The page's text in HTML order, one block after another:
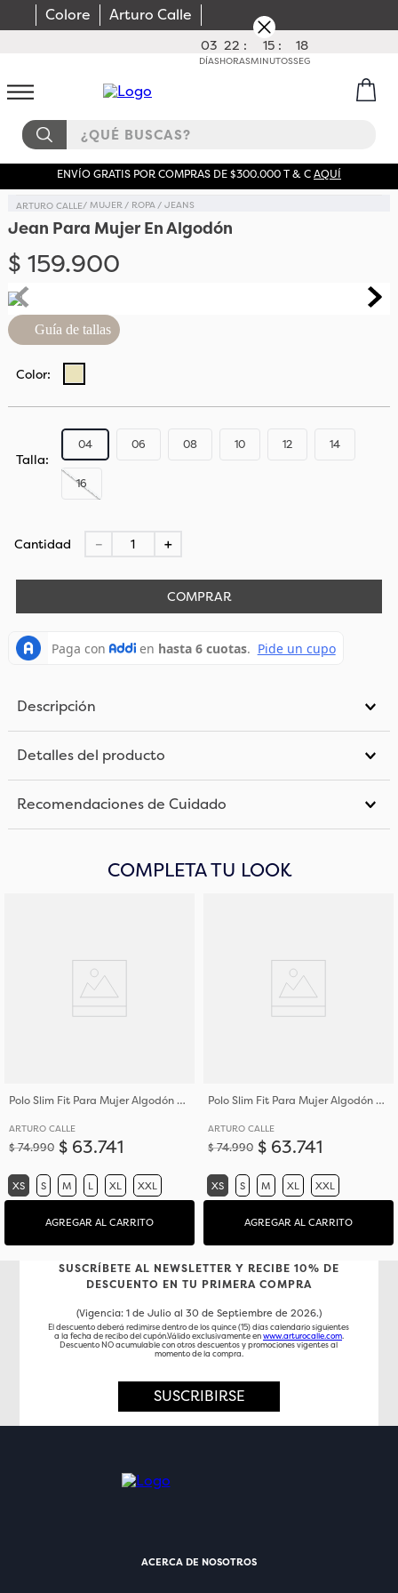
Colore Arturo Calle
03
DÍAS
22 :
HORAS
15:
MINUTOS
18
SEG
¿QUÉ BUSCAS?
ENVÍO GRATIS POR COMPRAS DE $300.000 T & CAQUÍ
MUJER ROPA JEANS
Jean Para Mujer En Algodón
$ 159.900
Guía de tallas
Talla
04 06 08 10 12 14
16
Cantidad ＋
－
COMPRAR
Descripción
Detalles del producto
Recomendaciones de Cuidado
COMPLETA TU LOOK
Polo Slim Fit Para Mujer Algodón de Tejido de Punto
ARTURO CALLE
$74.990 $ 63.741
XS S M L XL XXL
AGREGAR AL CARRITO
Polo Slim Fit Para Mujer Algodón de Tejido de Punto
ARTURO CALLE
$74.990 $ 63.741
XS S M XL XXL
AGREGAR AL CARRITO
SUSCRÍBETE AL NEWSLETTER Y RECIBE 10% DE
DESCUENTO EN TU PRIMERA COMPRA
(Vigencia: 1 de Julio al 30 de Septiembre de 2026.)
El descuento deberá redimirse dentro de los quince (15) días calendario siguientes
a la fecha de recibo del cupón.Válido exclusivamente enwww.arturocalle.com.
Descuento NO acumulable con otros descuentos y promociones vigentes al
momento de la compra.
SUSCRIBIRSE
ACERCA DE NOSOTROS